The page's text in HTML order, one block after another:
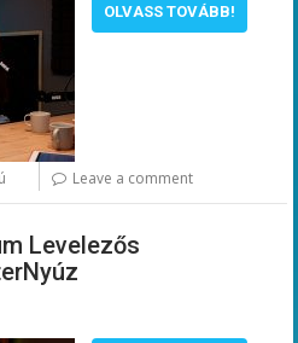
OLVASS TOVÁBB!
Leave a comment
Levelezős